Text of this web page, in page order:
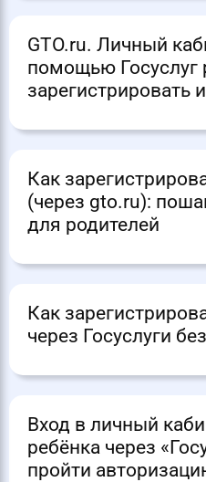
GTO.ru. Личный
помощью Госуслуг
зарегистрировать
Как
(через gto.ru):
для родителей
Как
через Госуслуги
Вход в личный
ребёнка через
пройти